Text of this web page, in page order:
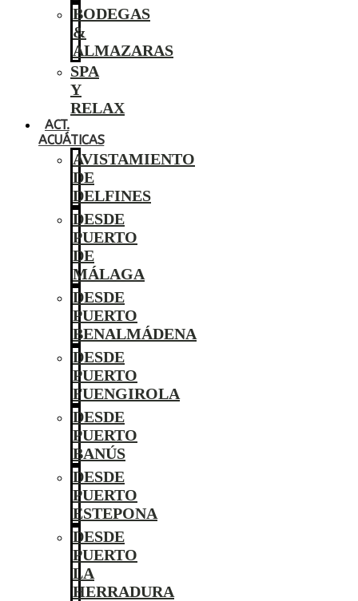
BODEGAS
&
ALMAZARAS
SPA
Y
RELAX
ACT.
ACUÁTICAS
AVISTAMIENTO
DE
DELFINES
DESDE
PUERTO
DE
MÁLAGA
DESDE
PUERTO
BENALMÁDENA
DESDE
PUERTO
FUENGIROLA
DESDE
PUERTO
BANÚS
DESDE
PUERTO
ESTEPONA
DESDE
PUERTO
LA
HERRADURA